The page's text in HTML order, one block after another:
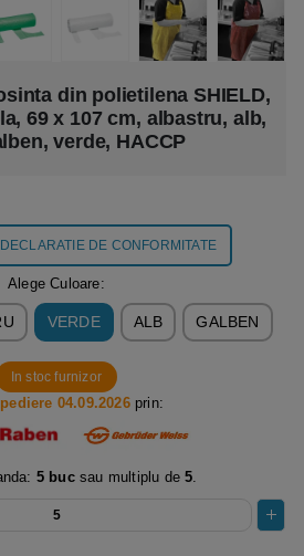
din polietilena SHIELD,
69 x 107 cm, albastru, alb,
verde, HACCP
DECLARATIE DE CONFORMITATE
Alege Culoare:
VERDE ALB GALBEN
In stoc furnizor
04.09.2026prin:
5 bucsau multiplu de5